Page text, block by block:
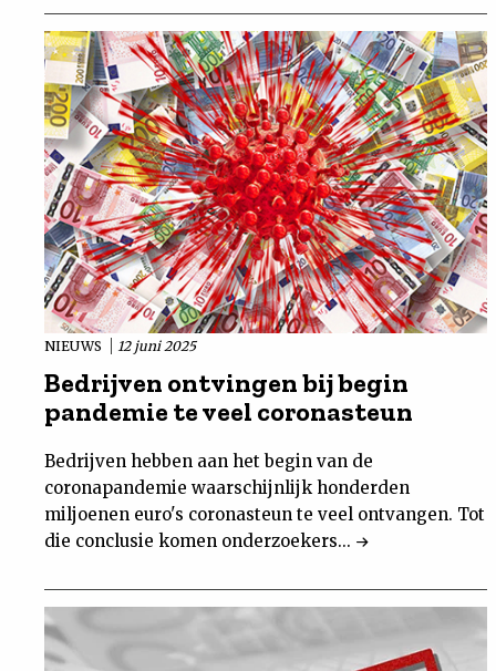
NIEUWS 12 juni 2025
Bedrijven ontvingen bij begin
pandemie te veel coronasteun
Bedrijven hebben aan het begin van de
coronapandemie waarschijnlijk honderden
miljoenen euro's coronasteun te veel ontvangen. Tot
die conclusie komen onderzoekers...